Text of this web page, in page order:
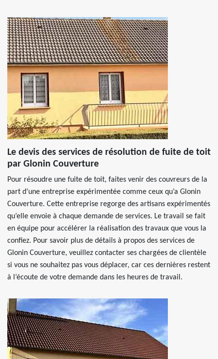
Le devis des services de résolution de fuite de toit
par Glonin Couverture
Pour résoudre une fuite de toit, faites venir des couvreurs de la
part d’une entreprise expérimentée comme ceux qu’a Glonin
Couverture. Cette entreprise regorge des artisans expérimentés
qu’elle envoie à chaque demande de services. Le travail se fait
en équipe pour accélérer la réalisation des travaux que vous la
confiez. Pour savoir plus de détails à propos des services de
Glonin Couverture, veuillez contacter ses chargées de clientèle
si vous ne souhaitez pas vous déplacer, car ces dernières restent
à l’écoute de votre demande dans les heures de travail.